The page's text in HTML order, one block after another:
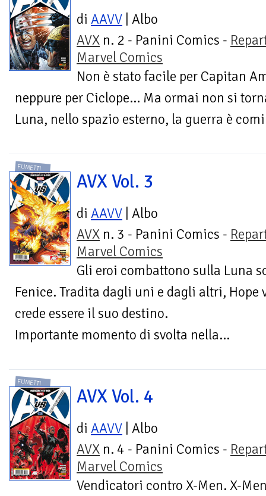
di AAVV | Albo
AVX n. 2 - Panini Comics -
Marvel Comics
Non è stato facile per Capitan
neppure per Ciclope… Ma ormai non si
Luna, nello spazio esterno, la guerra è
FUMETTI
AVX Vol. 3
di AAVV | Albo
AVX n. 3 - Panini Comics -
Marvel Comics
Gli eroi combattono sulla Luna
Fenice. Tradita dagli uni e dagli altri, Hope
crede essere il suo destino.
Importante momento di svolta nella...
FUMETTI
AVX Vol. 4
di AAVV | Albo
AVX n. 4 - Panini Comics -
Marvel Comics
Vendicatori contro X-Men. X-